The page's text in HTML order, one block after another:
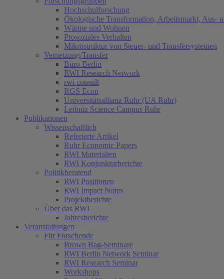
Hochschulforschung
Ökologische Transformation, Arbeitsmarkt, Aus-
Wärme und Wohnen
Prosoziales Verhalten
Mikrostruktur von Steuer- und Transfersystemen
Vernetzung/Transfer
Büro Berlin
RWI Research Network
rwi consult
RGS Econ
Universitätsallianz Ruhr (UA Ruhr)
Leibniz Science Campus Ruhr
Publikationen
Wissenschaftlich
Referierte Artikel
Ruhr Economic Papers
RWI Materialien
RWI Konjunkturberichte
Politikberatend
RWI Positionen
RWI Impact Notes
Projektberichte
Über das RWI
Jahresberichte
Veranstaltungen
Für Forschende
Brown Bag-Seminare
RWI Berlin Network Seminar
RWI Research Seminar
Workshops